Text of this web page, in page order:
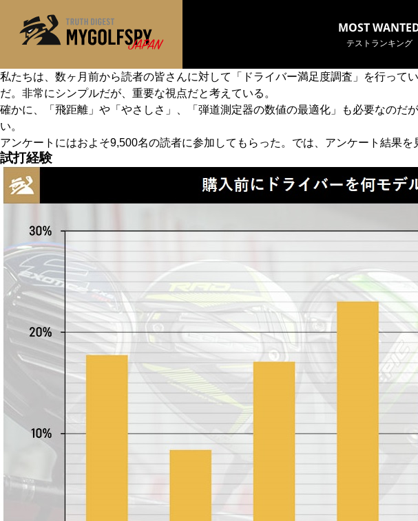
MOST
テストランキング
私たちは、数ヶ月前から読者の皆さんに対して「ドライバー満足度調査」を行っ
だ。非常にシンプルだが、重要な視点だと考えている。
確かに、「飛距離」や「やさしさ」、「弾道測定器の数値の最適化」も必要なの
い。
アンケートにはおよそ9,500名の読者に参加してもらった。では、アンケート結果を
試打経験
MOST WANTED テストランキング
HOW TO
LAB
REVIEWS 製品レビュー
DRIVERS ドライバー
FAIRWAY WOODS フェアウェイウッド
HYBRIDS ハイブリッド
IRONS アイアン
ウェッジ
PUTTERS パター
OTHER その他
Editor’s Picks 編集部のおすすめ
Our Team 私たちのチーム
※メーカー名やクラブ名など、検索